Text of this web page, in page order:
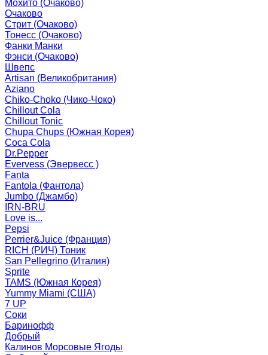
Мохито (Очаково)
Очаково
Стрит (Очаково)
Тонесс (Очаково)
Фанки Манки
Фэнси (Очаково)
Швепс
Artisan (Великобритания)
Aziano
Chiko-Choko (Чико-Чоко)
Chillout Cola
Chillout Tonic
Chupa Chups (Южная Корея)
Coca Cola
Dr.Pepper
Evervess (Эвервесс )
Fanta
Fantola (Фантола)
Jumbo (Джамбо)
IRN-BRU
Love is...
Pepsi
Perrier&Juice (Франция)
RICH (РИЧ) Тоник
San Pellegrino (Италия)
Sprite
TAMS (Южная Корея)
Yummy Miami (США)
7 UP
Соки
Баринофф
Добрый
Калинов Морсовые Ягоды